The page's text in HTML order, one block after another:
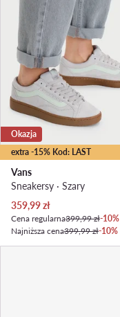
extra -15% Kod: LAST
Okazja
Vans
Sneakersy · Szary
Aktualna cena
359,99zł
Cena regularna399,99 zł-10%
Najniższa cena399,99 zł-10%